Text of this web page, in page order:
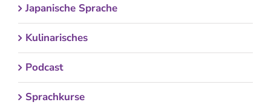
Japanische Sprache
Kulinarisches
Podcast
Sprachkurse